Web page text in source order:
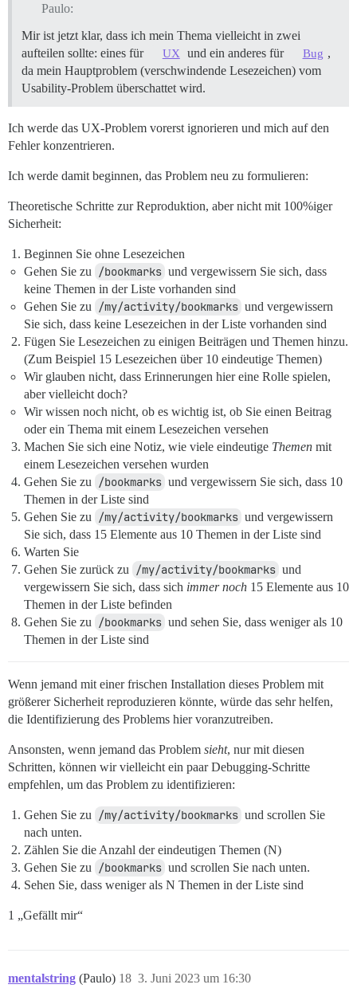
Paulo:
Mir ist jetzt klar, dass ich mein Thema vielleicht in zwei
aufteilen sollte: eines für
UX und ein anderes für Bug ,
da mein Hauptproblem (verschwindende Lesezeichen) vom
Usability-Problem überschattet wird.
Ich werde das UX-Problem vorerst ignorieren und mich auf den
Fehler konzentrieren.
Ich werde damit beginnen, das Problem neu zu formulieren:
Theoretische Schritte zur Reproduktion, aber nicht mit 100%iger
Sicherheit:
Beginnen Sie ohne Lesezeichen
Gehen Sie zu
/bookmarks und vergewissern Sie sich, dass
keine Themen in der Liste vorhanden sind
Gehen Sie zu
/my/activity/bookmarks und vergewissern
Sie sich, dass keine Lesezeichen in der Liste vorhanden sind
Fügen Sie Lesezeichen zu einigen Beiträgen und Themen hinzu.
(Zum Beispiel 15 Lesezeichen über 10 eindeutige Themen)
Wir glauben nicht, dass Erinnerungen hier eine Rolle spielen,
aber vielleicht doch?
Wir wissen noch nicht, ob es wichtig ist, ob Sie einen Beitrag
oder ein Thema mit einem Lesezeichen versehen
Machen Sie sich eine Notiz, wie viele eindeutige Themen mit
einem Lesezeichen versehen wurden
Gehen Sie zu
/bookmarks und vergewissern Sie sich, dass 10
Themen in der Liste sind
Gehen Sie zu
/my/activity/bookmarks und vergewissern
Sie sich, dass 15 Elemente aus 10 Themen in der Liste sind
Warten Sie
Gehen Sie zurück zu
/my/activity/bookmarks und
vergewissern Sie sich, dass sich immer noch 15 Elemente aus 10
Themen in der Liste befinden
Gehen Sie zu
/bookmarks und sehen Sie, dass weniger als 10
Themen in der Liste sind
Wenn jemand mit einer frischen Installation dieses Problem mit
größerer Sicherheit reproduzieren könnte, würde das sehr helfen,
die Identifizierung des Problems hier voranzutreiben.
Ansonsten, wenn jemand das Problem sieht, nur mit diesen
Schritten, können wir vielleicht ein paar Debugging-Schritte
empfehlen, um das Problem zu identifizieren:
Gehen Sie zu /my/activity/bookmarks und scrollen Sie
nach unten.
Zählen Sie die Anzahl der eindeutigen Themen (N)
Gehen Sie zu
/bookmarks und scrollen Sie nach unten.
Sehen Sie, dass weniger als N Themen in der Liste sind
1 „Gefällt mir“
mentalstring (Paulo) 3. Juni 2023 um 16:30
18